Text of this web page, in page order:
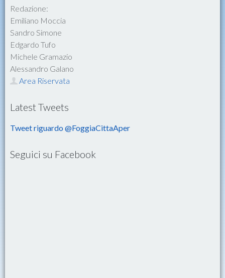
Redazione:
Emiliano Moccia
Sandro Simone
Edgardo Tufo
Michele Gramazio
Alessandro Galano
Area Riservata
Latest Tweets
Tweet riguardo @FoggiaCittaAper
Seguici su Facebook